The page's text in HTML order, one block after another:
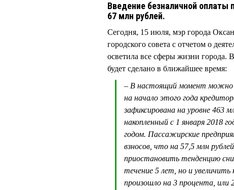
Введение безналичной оплаты
67 млн рублей.
Сегодня, 15 июля, мэр города
городского совета с отчетом о
осветила все сферы жизни города.
будет сделано в ближайшее время:
– В настоящий момент можно
на начало этого года
зафиксирована на уровне 463
накопленный с 1 января 2018
годом. Пассажирские
взносов, что на 57,5 млн
приостановить тенденцию
течение 5 лет, но и увеличить
произошло на 3 процента, или